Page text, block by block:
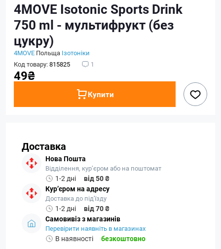
4MOVE Isotonic Sports Drink
750 ml - мультифрукт (без
цукру)
4MOVE Польща Ізотоніки
Код товару:815825 1
49₴
Купити
Доставка
Нова Пошта
Відділення, кур’єром або на поштомат
1-2 дні
від 50 ₴
Кур’єром на адресу
Доставка до під'їзду
1-2 дні
від 70 ₴
Самовивіз з магазинів
Перевірити наявніть в магазинах
В наявності безкоштовно